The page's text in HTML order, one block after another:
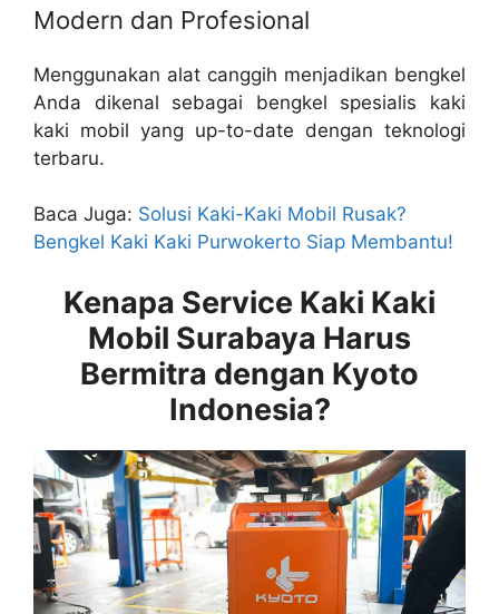
Modern dan Profesional
Menggunakan alat canggih menjadikan bengkel
Anda dikenal sebagai bengkel spesialis kaki
kaki mobil yang up-to-date dengan teknologi
terbaru.
Baca Juga: Solusi Kaki-Kaki Mobil Rusak?
Bengkel Kaki Kaki Purwokerto Siap Membantu!
Kenapa Service Kaki Kaki
Mobil Surabaya Harus
Bermitra dengan Kyoto
Indonesia?